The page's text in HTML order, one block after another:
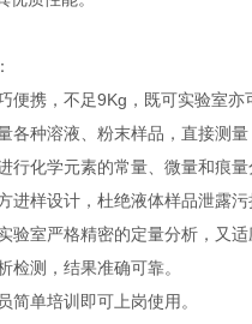
便携，不足9Kg，既可实验室亦
各种溶液、粉末样品，直接测量
行化学元素的常量、微量和痕量
进样设计，杜绝液体样品泄露
验室严格精密的定量分析，又适
检测，结果准确可靠。
简单培训即可上岗使用。